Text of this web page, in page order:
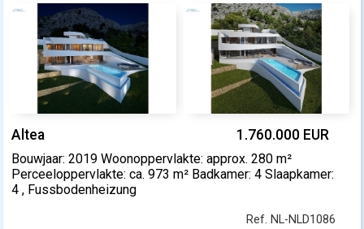
Altea 1.760.000 EUR
Bouwjaar: 2019 Woonoppervlakte: approx. 280 m²
Perceeloppervlakte: ca. 973 m² Badkamer: 4 Slaapkamer:
4 , Fussbodenheizung
Ref. NL-NLD1086